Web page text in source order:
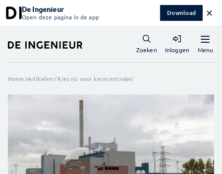
De Ingenieur
Open deze pagina in de app Download ✕
Menu
Zoeken Inloggen
Home Artikelen 'Kies nú voor kerncentrales'